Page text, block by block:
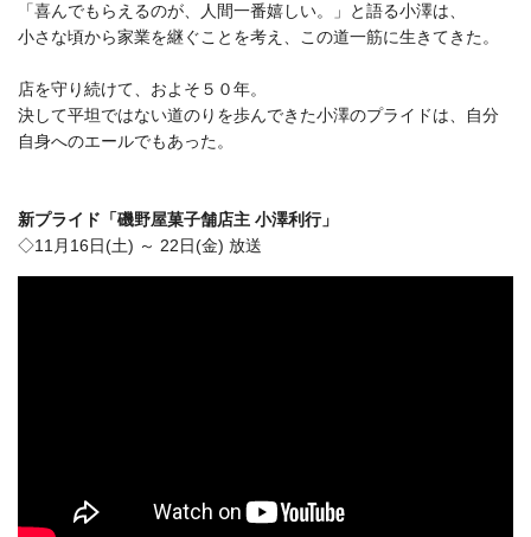
「喜んでもらえるのが、人間一番嬉しい。」と語る小澤は、
小さな頃から家業を継ぐことを考え、この道一筋に生きてきた。
店を守り続けて、およそ５０年。
決して平坦ではない道のりを歩んできた小澤のプライドは、自分
自身へのエールでもあった。
新プライド「磯野屋菓子舗店主 小澤利行」
◇11月16日(土) ～ 22日(金) 放送